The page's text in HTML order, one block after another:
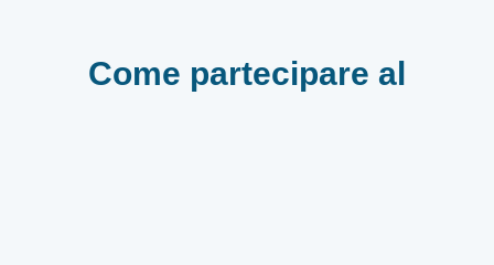
Come partecipare al